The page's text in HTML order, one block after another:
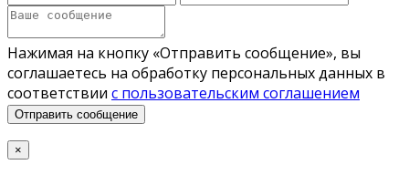
Нажимая на кнопку «Отправить сообщение», вы
соглашаетесь на обработку персональных данных в
соответствии с пользовательским соглашением
Отправить сообщение
×